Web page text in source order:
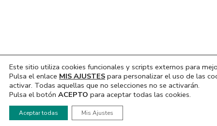
Este sitio utiliza cookies funcionales y scripts externos para
Pulsa el enlace MIS AJUSTES para personalizar el uso de las
activar. Todas aquellas que no selecciones no se activarán.
Pulsa el botón ACEPTO para aceptar todas las cookies.
Aceptar todas Mis Ajustes
Hola, ¿En que podemos ayudarte?